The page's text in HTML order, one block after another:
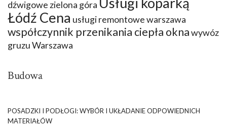
dźwigowe zielona góra
Łódź Cena usługi remontowe warszawa
współczynnik przenikania ciepła oknawywóz
gruzu Warszawa
Budowa
POSADZKI I PODŁOGI: WYBÓR I UKŁADANIE ODPOWIEDNICH
MATERIAŁÓW